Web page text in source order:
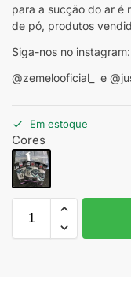
para a sucção do ar é
de pó, produtos
Siga-nos no instagram:
@zemelooficial_ e
Em estoque
Cores